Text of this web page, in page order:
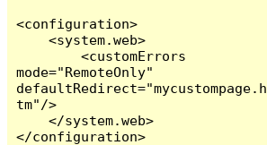
<configuration>
    <system.web>
        <customErrors
mode="RemoteOnly"
defaultRedirect="mycustompage.h
tm"/>
    </system.web>
</configuration>